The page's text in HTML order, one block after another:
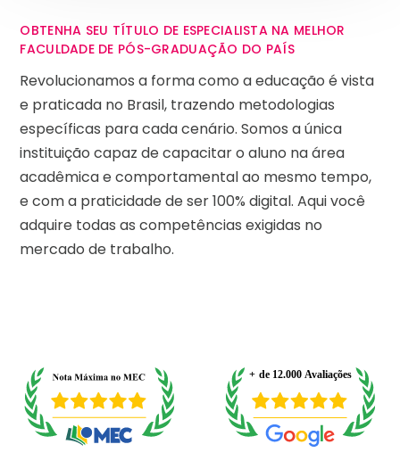
OBTENHA SEU TÍTULO DE ESPECIALISTA NA MELHOR
FACULDADE DE PÓS-GRADUAÇÃO DO PAÍS
Revolucionamos a forma como a educação é vista
e praticada no Brasil, trazendo metodologias
específicas para cada cenário. Somos a única
instituição capaz de capacitar o aluno na área
acadêmica e comportamental ao mesmo tempo,
e com a praticidade de ser 100% digital. Aqui você
adquire todas as competências exigidas no
mercado de trabalho.